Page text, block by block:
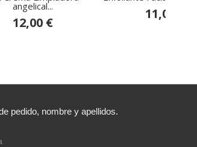
angelical...
12,00 €
11,00 €
pedido, nombre y apellidos.